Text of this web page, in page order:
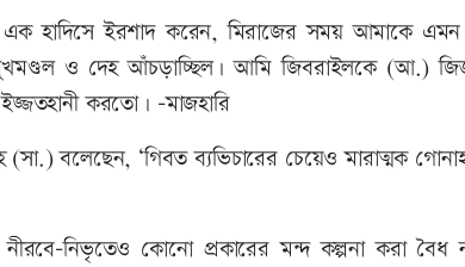
হাদিসে ইরশাদ করেন, মিরাজের সময় আমাকে এমন
ও দেহ আঁচড়াচ্ছিল। আমি জিবরাইলকে (আ.)
করতো। -মাজহারি
(সা.) বলেছেন, ‘গিবত ব্যভিচারের চেয়েও মারাত্মক
নিভৃতেও কোনো প্রকারের মন্দ কল্পনা করা বৈধ